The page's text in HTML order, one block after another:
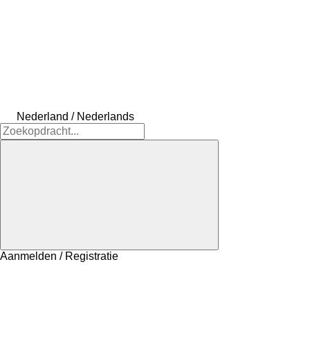
Nederland / Nederlands
Aanmelden / Registratie